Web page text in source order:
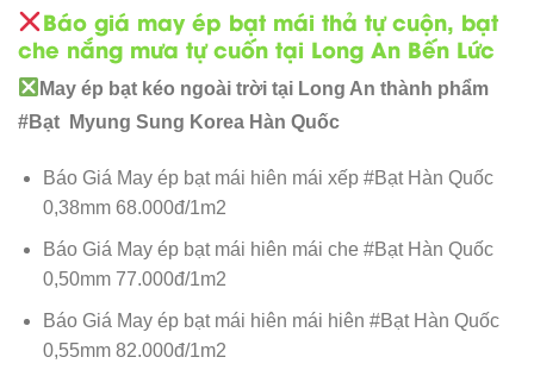
Báo giá may ép bạt mái thả tự cuộn, bạt
che nắng mưa tự cuốn tại Long An Bến Lức
May ép bạt kéo ngoài trời tại Long An thành phẩm
#Bạt Myung Sung Korea Hàn Quốc
Báo Giá May ép bạt mái hiên mái xếp #Bạt Hàn Quốc
0,38mm 68.000đ/1m2
Báo Giá May ép bạt mái hiên mái che #Bạt Hàn Quốc
0,50mm 77.000đ/1m2
Báo Giá May ép bạt mái hiên mái hiên #Bạt Hàn Quốc
0,55mm 82.000đ/1m2